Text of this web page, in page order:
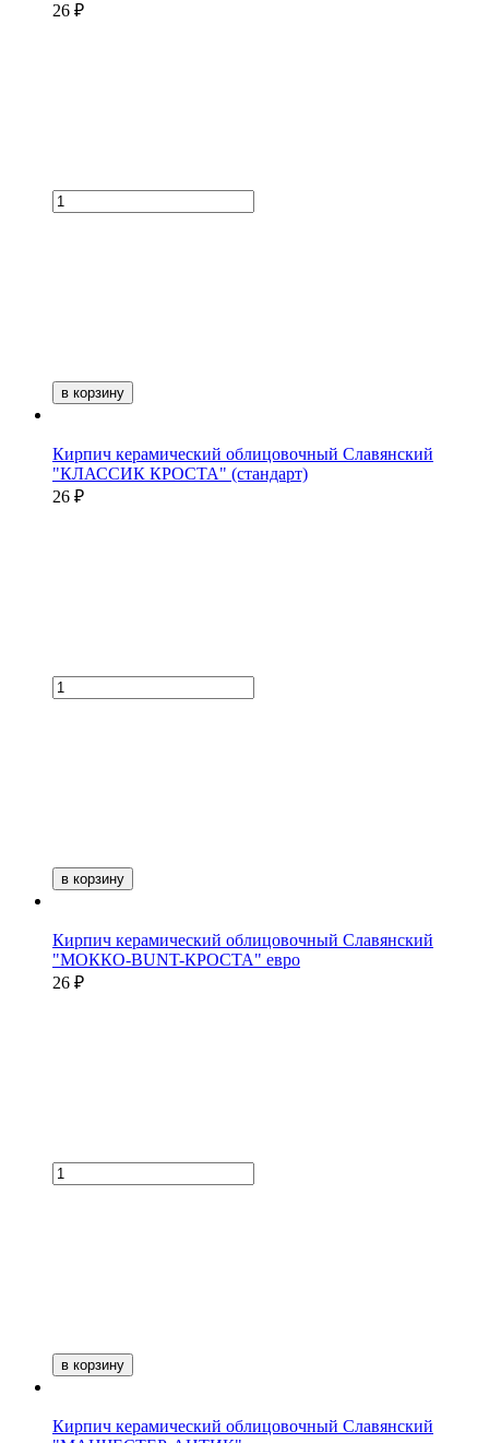
26 ₽
в корзину
Кирпич керамический облицовочный Славянский
"КЛАССИК КРОСТА" (стандарт)
26 ₽
в корзину
Кирпич керамический облицовочный Славянский
"МОККО-BUNT-КРОСТА" евро
26 ₽
в корзину
Кирпич керамический облицовочный Славянский